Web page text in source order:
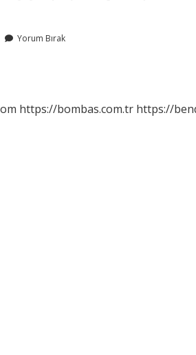
Yorum Bırak
https://bombas.com.tr https://